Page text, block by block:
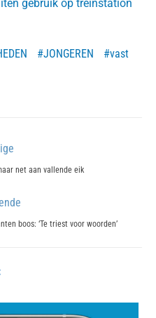
gebruik op treinstation
JONGEREN
vast
net aan vallende eik
boos: ‘Te triest voor woorden’